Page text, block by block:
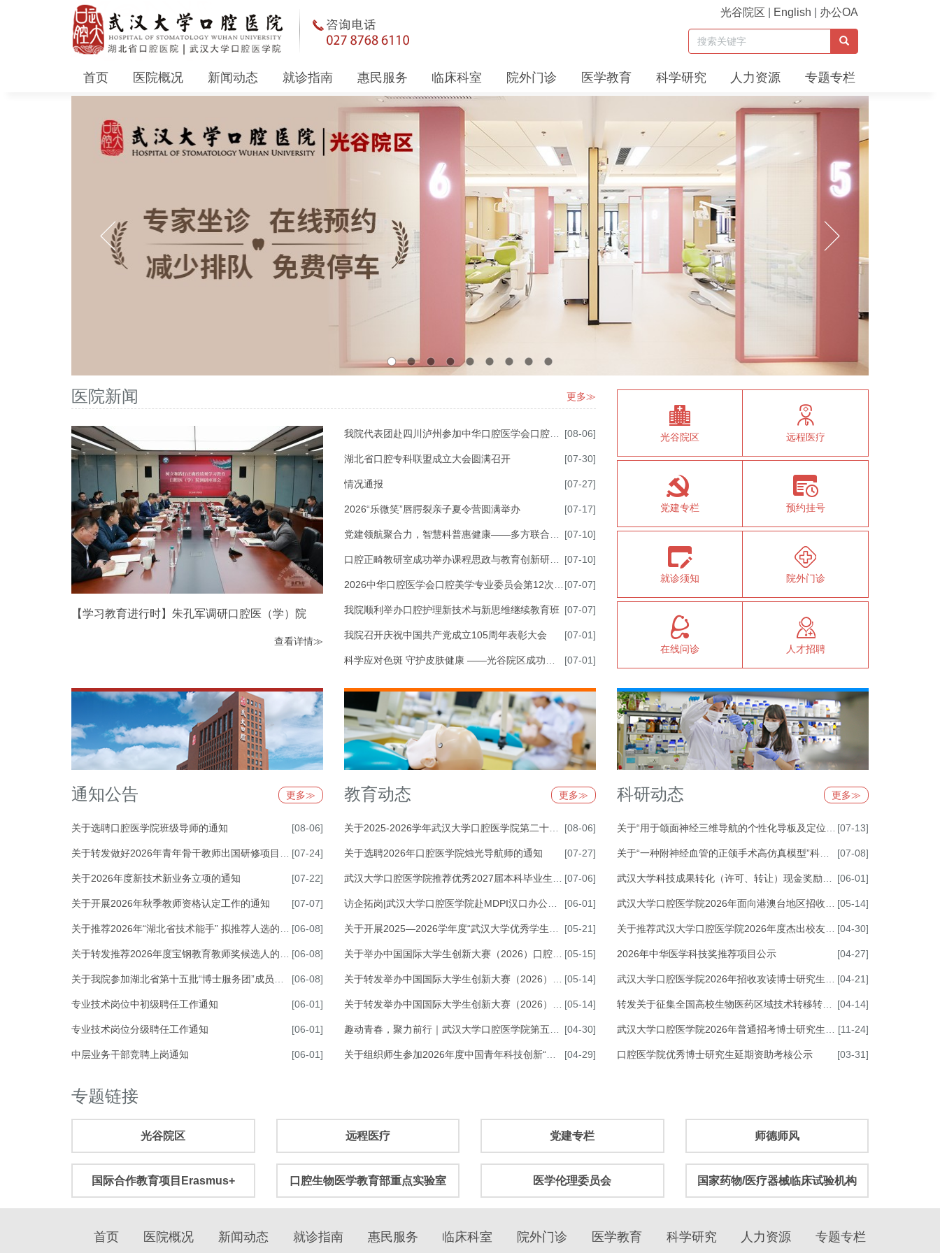
光谷院区 English 办公OA
首页 医院概况 新闻动态 就诊指南 惠民服务 临床科室 院外门诊 医学教育 科学研究 人力资源 专题专栏
医院新闻 更多≫
【学习教育进行时】朱孔军调研口腔医（学）院
查看详情≫
[08-06]
我院代表团赴四川泸州参加中华口腔医学会口腔医学教育分会第21次口腔医学教育学术会议
[07-30]
湖北省口腔专科联盟成立大会圆满召开
[07-27]
情况通报
[07-17]
2026“乐微笑”唇腭裂亲子夏令营圆满举办
[07-10]
党建领航聚合力，智慧科普惠健康——多方联合主题党日活动在武大口腔光谷院区举行
[07-10]
口腔正畸教研室成功举办课程思政与教育创新研讨会
[07-07]
2026中华口腔医学会口腔美学专业委员会第12次学术会议在温州成功召开
[07-07]
我院顺利举办口腔护理新技术与新思维继续教育班
[07-01]
我院召开庆祝中国共产党成立105周年表彰大会
[07-01]
科学应对色斑 守护皮肤健康 ——光谷院区成功举办第六期“光谷论坛”
光谷院区 远程医疗
党建专栏 预约挂号
就诊须知 院外门诊
在线问诊 人才招聘
通知公告 更多≫
[08-06]
关于选聘口腔医学院班级导师的通知
[07-24]
关于转发做好2026年青年骨干教师出国研修项目选派工作的通知
[07-22]
关于2026年度新技术新业务立项的通知
[07-07]
关于开展2026年秋季教师资格认定工作的通知
[06-08]
关于推荐2026年“湖北省技术能手” 拟推荐人选的公示
[06-08]
关于转发推荐2026年度宝钢教育教师奖候选人的通知
[06-08]
关于我院参加湖北省第十五批“博士服务团”成员选派工作的通知
[06-01]
专业技术岗位中初级聘任工作通知
[06-01]
专业技术岗位分级聘任工作通知
[06-01]
中层业务干部竞聘上岗通知
教育动态 更多≫
[08-06]
关于2025-2026学年武汉大学口腔医学院第二十四届研究生会工作考核的公示
[07-27]
关于选聘2026年口腔医学院烛光导航师的通知
[07-06]
武汉大学口腔医学院推荐优秀2027届本科毕业生免试攻读硕士学位研究生工作实施细则
[06-01]
访企拓岗|武汉大学口腔医学院赴MDPI汉口办公室参观交流活动
[05-21]
关于开展2025—2026学年度“武汉大学优秀学生干部”和“武汉大学社会活动先进个人”评选工作的通知
[05-15]
关于举办中国国际大学生创新大赛（2026）口腔医学院选拔赛的通知
[05-14]
关于转发举办中国国际大学生创新大赛（2026）法国区域赛的通知
[05-14]
关于转发举办中国国际大学生创新大赛（2026）英国区域赛的通知
[04-30]
趣动青春，聚力前行｜武汉大学口腔医学院第五届春季趣味运动会
[04-29]
关于组织师生参加2026年度中国青年科技创新“揭榜挂帅”擂台赛的通知
科研动态 更多≫
[07-13]
关于“用于颌面神经三维导航的个性化导板及定位方法”科技成果现金奖励的公示
[07-08]
关于“一种附神经血管的正颌手术高仿真模型”科技成果现金奖励的公示
[06-01]
武汉大学科技成果转化（许可、转让）现金奖励公示表
[05-14]
武汉大学口腔医学院2026年面向港澳台地区招收研究生复试录取工作实施细则
[04-30]
关于推荐武汉大学口腔医学院2026年度杰出校友的通知
[04-27]
2026年中华医学科技奖推荐项目公示
[04-21]
武汉大学口腔医学院2026年招收攻读博士研究生综合考核实施细则
[04-14]
转发关于征集全国高校生物医药区域技术转移转化中心（江苏苏州）BioMatch活动路演项目的函
[11-24]
武汉大学口腔医学院2026年普通招考博士研究生招生工作实施细则
[03-31]
口腔医学院优秀博士研究生延期资助考核公示
专题链接
光谷院区 远程医疗 党建专栏 师德师风
国际合作教育项目Erasmus+ 口腔生物医学教育部重点实验室 医学伦理委员会 国家药物/医疗器械临床试验机构
首页 医院概况 新闻动态 就诊指南 惠民服务 临床科室 院外门诊 医学教育 科学研究 人力资源 专题专栏